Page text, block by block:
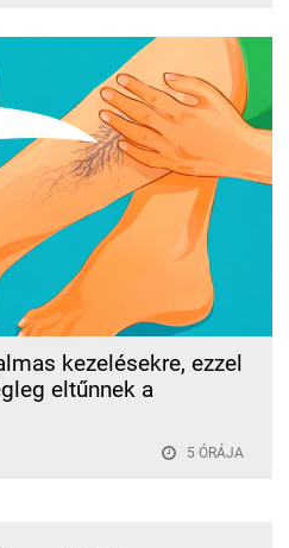
kezelésekre, ezzel
eltűnnek a
5 ÓRÁJA